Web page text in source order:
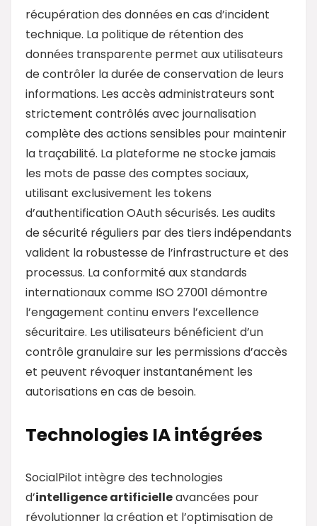
récupération des données en cas d’incident
technique. La politique de rétention des
données transparente permet aux utilisateurs
de contrôler la durée de conservation de leurs
informations. Les accès administrateurs sont
strictement contrôlés avec journalisation
complète des actions sensibles pour maintenir
la traçabilité. La plateforme ne stocke jamais
les mots de passe des comptes sociaux,
utilisant exclusivement les tokens
d’authentification OAuth sécurisés. Les audits
de sécurité réguliers par des tiers indépendants
valident la robustesse de l’infrastructure et des
processus. La conformité aux standards
internationaux comme ISO 27001 démontre
l’engagement continu envers l’excellence
sécuritaire. Les utilisateurs bénéficient d’un
contrôle granulaire sur les permissions d’accès
et peuvent révoquer instantanément les
autorisations en cas de besoin.
Technologies IA intégrées
SocialPilot intègre des technologies
d’intelligence artificielleavancées pour
révolutionner la création et l’optimisation de